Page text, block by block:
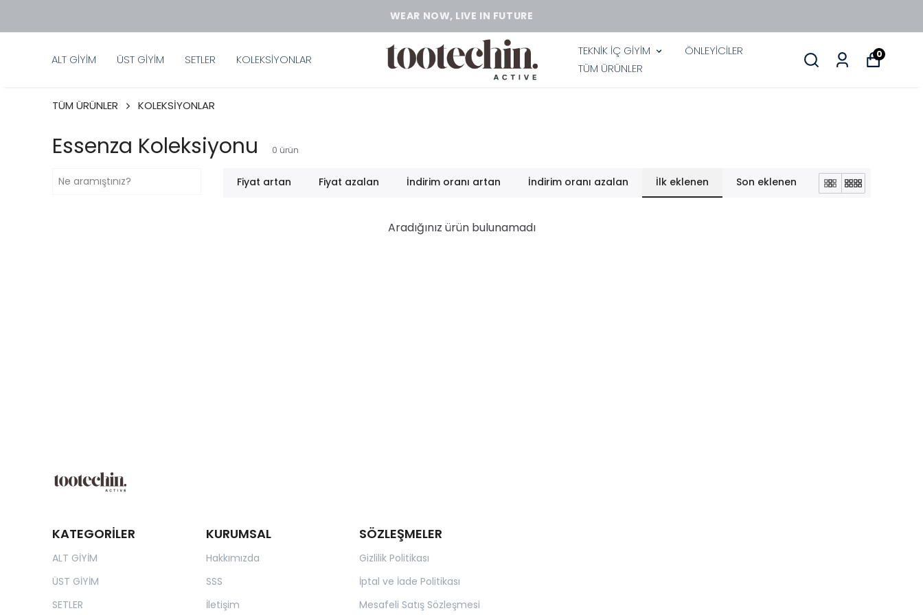
WEAR NOW, LIVE IN FUTURE
ALT GİYİM ÜST GİYİM SETLER KOLEKSİYONLAR
TEKNİK İÇ GİYİM
ÖNLEYİCİLER
TÜM ÜRÜNLER
0
TÜM ÜRÜNLER KOLEKSİYONLAR
Essenza Koleksiyonu 0 ürün
Fiyat artan Fiyat azalan İndirim oranı artan İndirim oranı azalan İlk eklenen Son eklenen
Aradığınız ürün bulunamadı
KATEGORİLER
ALT GİYİM
ÜST GİYİM
SETLER
KURUMSAL
Hakkımızda
SSS
İletişim
SÖZLEŞMELER
Gizlilik Politikası
İptal ve İade Politikası
Mesafeli Satış Sözleşmesi